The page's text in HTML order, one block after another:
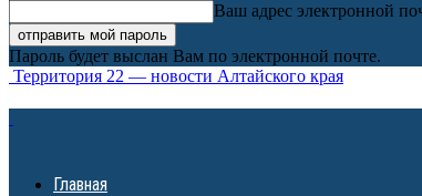
Ваш адрес электронной
Пароль будет выслан Вам по электронной почте.
Территория 22 — новости Алтайского края
Главная